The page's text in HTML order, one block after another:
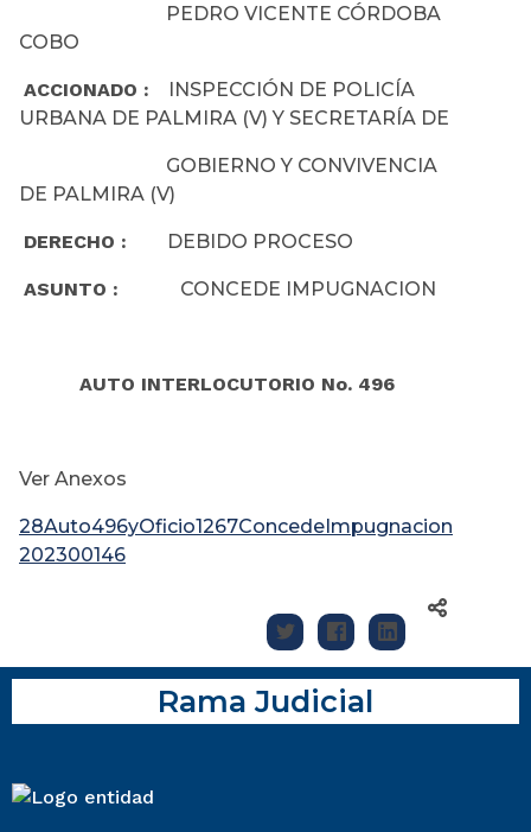
PEDRO VICENTE CÓRDOBA
COBO
ACCIONADO : INSPECCIÓN DE POLICÍA
URBANA DE PALMIRA (V) Y SECRETARÍA DE
GOBIERNO Y CONVIVENCIA
DE PALMIRA (V)
DERECHO : DEBIDO PROCESO
ASUNTO : CONCEDE IMPUGNACION
AUTO INTERLOCUTORIO No. 496
Ver Anexos
28Auto496yOficio1267ConcedeImpugnacion
202300146
Rama Judicial